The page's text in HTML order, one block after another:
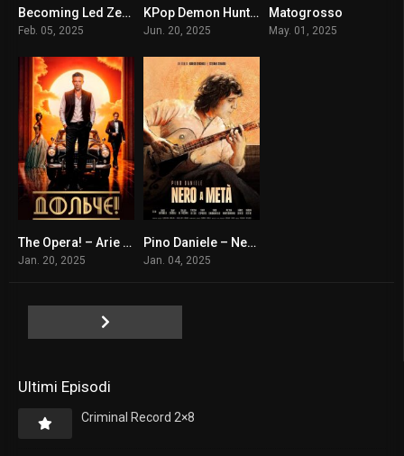
7.5Becoming Led Zeppelin
Feb. 05, 2025
0KPop Demon Hunters
Jun. 20, 2025
Matogrosso
May. 01, 2025
6.4The Opera! – Arie per un’eclissi
Jan. 20, 2025
7.4Pino Daniele – Nero a metà
Jan. 04, 2025
Ultimi Episodi
Criminal Record 2×8